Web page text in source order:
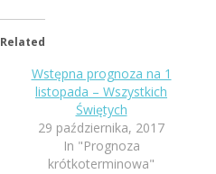
Related
Wstępna prognoza na 1
listopada – Wszystkich
Świętych
29 października, 2017
In "Prognoza
krótkoterminowa"